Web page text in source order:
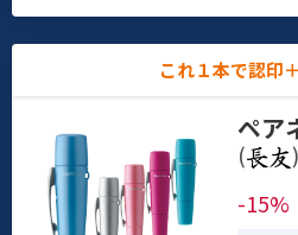
これ１本で認印
ペア
(
)
-15%